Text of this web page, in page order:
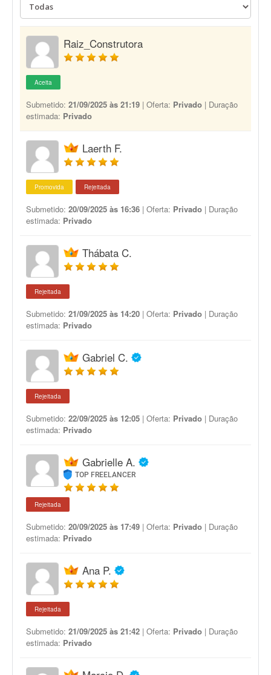
Raiz_Construtora
Aceita
Submetido: 21/09/2025 às 21:19 | Oferta: Privado | Duração
estimada: Privado
Laerth F.
Promovida Rejeitada
Submetido: 20/09/2025 às 16:36 | Oferta: Privado | Duração
estimada: Privado
Thábata C.
Rejeitada
Submetido: 21/09/2025 às 14:20 | Oferta: Privado | Duração
estimada: Privado
Gabriel C.
Rejeitada
Submetido: 22/09/2025 às 12:05 | Oferta: Privado | Duração
estimada: Privado
Gabrielle A.
TOP FREELANCER
Rejeitada
Submetido: 20/09/2025 às 17:49 | Oferta: Privado | Duração
estimada: Privado
Ana P.
Rejeitada
Submetido: 21/09/2025 às 21:42 | Oferta: Privado | Duração
estimada: Privado